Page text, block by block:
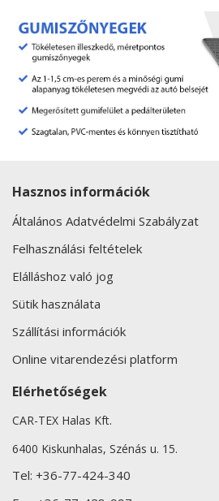
Hasznos információk
Általános Adatvédelmi Szabályzat
Felhasználási feltételek
Elálláshoz való jog
Sütik használata
Szállítási információk
Online vitarendezési platform
Elérhetőségek
CAR-TEX Halas Kft.
6400 Kiskunhalas, Szénás u. 15.
Tel: +36-77-424-340